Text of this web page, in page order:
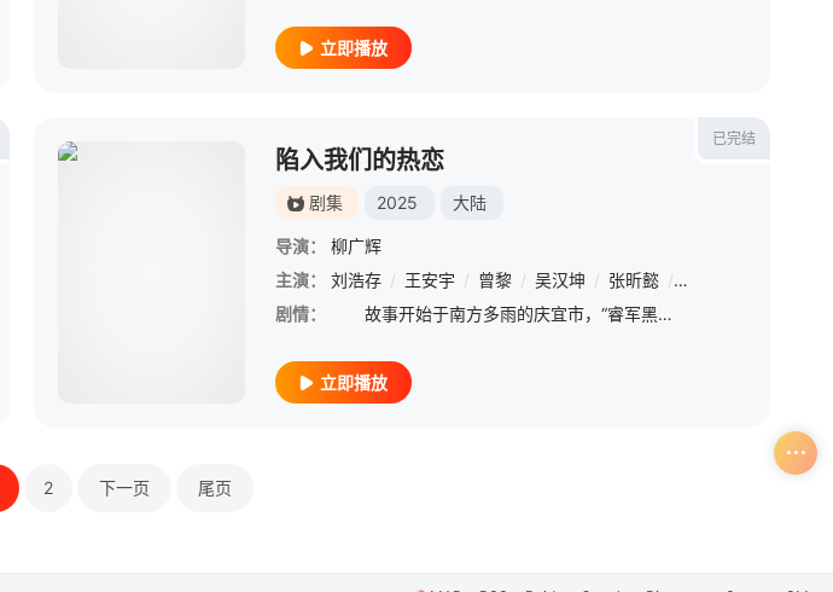
立即播放
唐国强 / 刘劲 / 周小斌 / 黄薇 / 冯绍峰 / 杜江 / 王挺 /
已完结
陷入我们的热恋
剧集 2025 大陆
导演：
柳广辉
主演：
刘浩存 / 王安宇 / 曾黎 / 吴汉坤 / 张昕懿 / 任重
剧情：
故事开始于南方多雨的庆宜市，“睿军黑马”徐栀（刘浩存 饰）结识了“裸分状元”陈路周（王安宇 饰），因为一场误会，拽姐“栀总”和“陈大诗人”的故事就此拉开序幕。在两人嬉笑互怼的过程中，暧昧的氛围愈发
立即播放
2 下一页 尾页